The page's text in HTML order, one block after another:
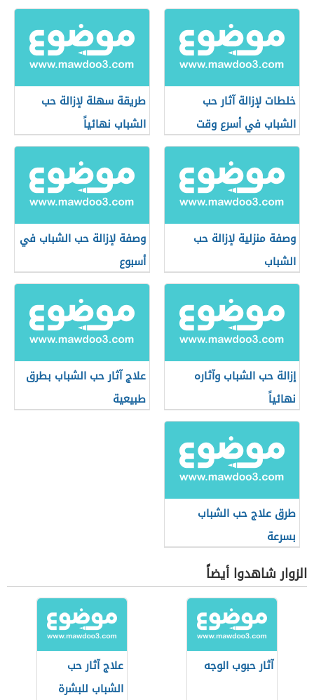
خلطات لإزالة آثار حب
الشباب في أسرع وقت
طريقة سهلة لإزالة حب
الشباب نهائياً
وصفة منزلية لإزالة حب
الشباب
وصفة لإزالة حب الشباب في
أسبوع
إزالة حب الشباب وآثاره
نهائياً
علاج آثار حب الشباب بطرق
طبيعية
طرق علاج حب الشباب
بسرعة
الزوار شاهدوا أيضاً
آثار حبوب الوجه
علاج آثار حب
الشباب للبشرة